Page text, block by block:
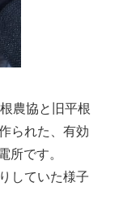
農協と旧平根
られた、有効
所です。
していた様子